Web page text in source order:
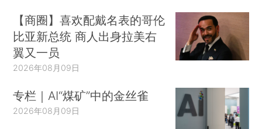
【商圈】喜欢配戴名表的哥伦
比亚新总统 商人出身拉美右
翼又一员
2026年08月09日
专栏｜AI“煤矿”中的金丝雀
2026年08月09日